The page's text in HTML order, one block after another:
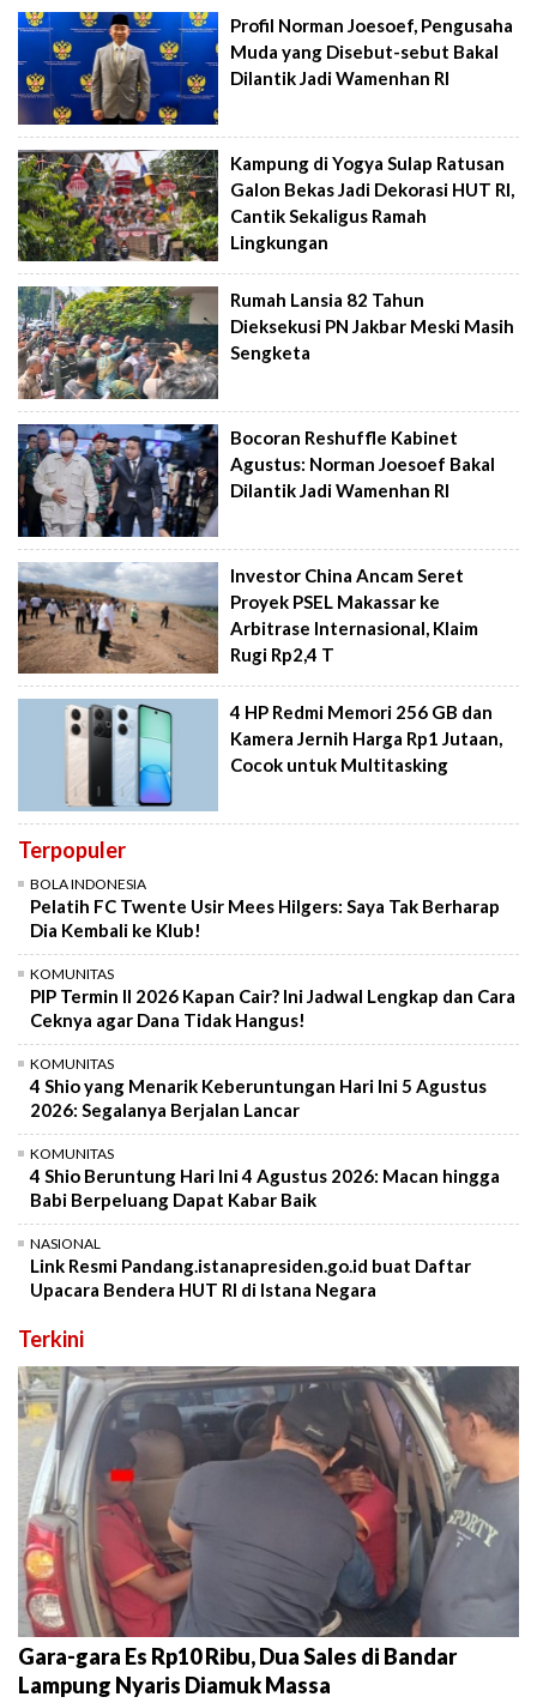
Profil Norman Joesoef, Pengusaha
Muda yang Disebut-sebut Bakal
Dilantik Jadi Wamenhan RI
Kampung di Yogya Sulap Ratusan
Galon Bekas Jadi Dekorasi HUT RI,
Cantik Sekaligus Ramah
Lingkungan
Rumah Lansia 82 Tahun
Dieksekusi PN Jakbar Meski Masih
Sengketa
Bocoran Reshuffle Kabinet
Agustus: Norman Joesoef Bakal
Dilantik Jadi Wamenhan RI
Investor China Ancam Seret
Proyek PSEL Makassar ke
Arbitrase Internasional, Klaim
Rugi Rp2,4 T
4 HP Redmi Memori 256 GB dan
Kamera Jernih Harga Rp1 Jutaan,
Cocok untuk Multitasking
Terpopuler
BOLA INDONESIA
Pelatih FC Twente Usir Mees Hilgers: Saya Tak Berharap
Dia Kembali ke Klub!
KOMUNITAS
PIP Termin II 2026 Kapan Cair? Ini Jadwal Lengkap dan Cara
Ceknya agar Dana Tidak Hangus!
KOMUNITAS
4 Shio yang Menarik Keberuntungan Hari Ini 5 Agustus
2026: Segalanya Berjalan Lancar
KOMUNITAS
4 Shio Beruntung Hari Ini 4 Agustus 2026: Macan hingga
Babi Berpeluang Dapat Kabar Baik
NASIONAL
Link Resmi Pandang.istanapresiden.go.id buat Daftar
Upacara Bendera HUT RI di Istana Negara
Terkini
Gara-gara Es Rp10 Ribu, Dua Sales di Bandar
Lampung Nyaris Diamuk Massa